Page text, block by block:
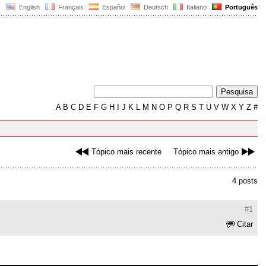
English Français Español Deutsch Italiano Português
AB C D E F G H J K L M N O P Q R S T U V W X Y Z #
Tópico mais recente Tópico mais antigo
4 posts
#1
Citar